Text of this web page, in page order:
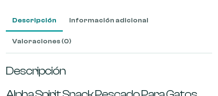
Descripción Información adicional
Valoraciones (0)
Descripción